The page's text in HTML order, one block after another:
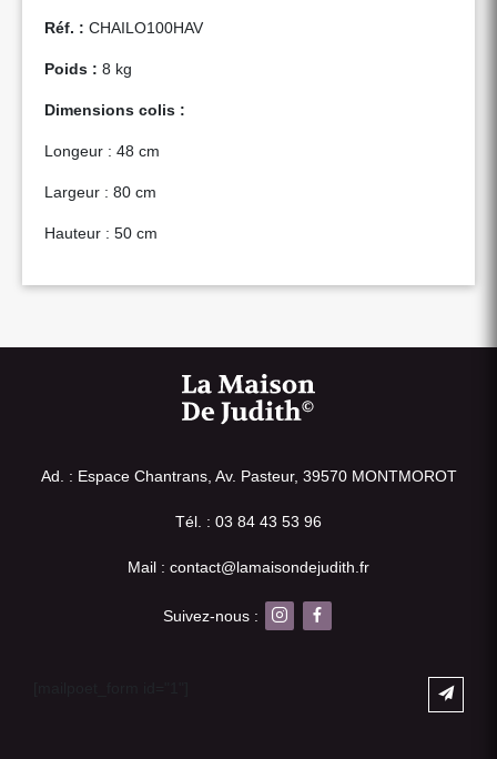
Réf. : CHAILO100HAV
Poids : 8 kg
Dimensions colis :
Longeur : 48 cm
Largeur : 80 cm
Hauteur : 50 cm
Ad. : Espace Chantrans, Av. Pasteur, 39570 MONTMOROT
Tél. : 03 84 43 53 96
Mail : contact@lamaisondejudith.fr
Suivez-nous :